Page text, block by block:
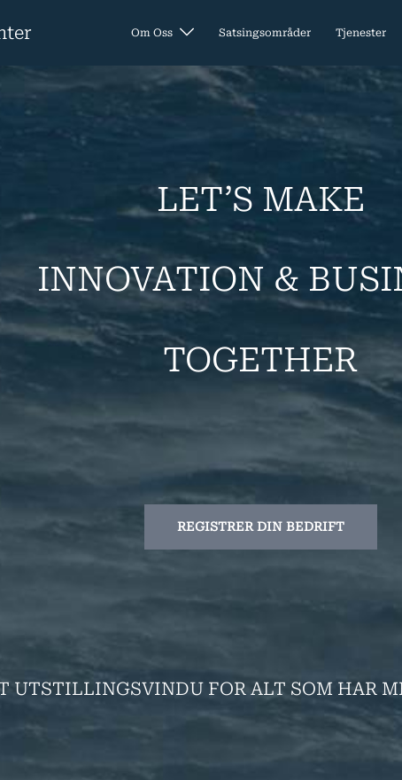
Om Oss Satsingsområder Tjenester
LET’S MAKE
INNOVATION &
TOGETHER
REGISTRER DIN BEDRIFT
UTSTILLINGSVINDU FOR ALT SOM HAR